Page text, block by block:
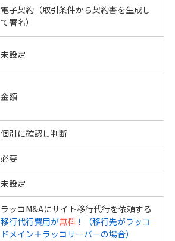
電子契約（取引条件から契約書を生成し
て署名）
未設定
金額
個別に確認し判断
必要
未設定
ラッコM&Aにサイト移行代行を依頼する
移行代行費用が無料！（移行先がラッコ
ドメイン＋ラッコサーバーの場合）